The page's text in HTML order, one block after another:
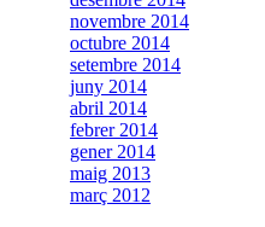
novembre 2014
octubre 2014
setembre 2014
juny 2014
abril 2014
febrer 2014
gener 2014
maig 2013
març 2012